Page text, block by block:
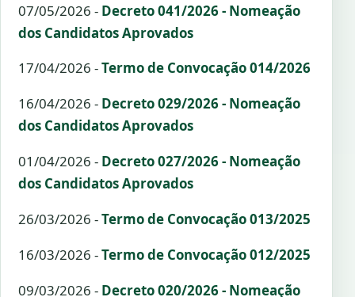
07/05/2026 - Decreto 041/2026 - Nomeação
dos Candidatos Aprovados
17/04/2026 -Termo de Convocação 014/2026
16/04/2026 - Decreto 029/2026 - Nomeação
dos Candidatos Aprovados
01/04/2026 - Decreto 027/2026 - Nomeação
dos Candidatos Aprovados
26/03/2026 -Termo de Convocação 013/2025
16/03/2026 -Termo de Convocação 012/2025
09/03/2026 - Decreto 020/2026 - Nomeação